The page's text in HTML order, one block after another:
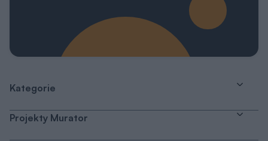
Kategorie
Projekty Murator